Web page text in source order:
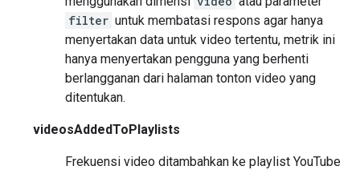
filter untuk membatasi respons agar hanya
menyertakan data untuk video tertentu, metrik ini
hanya menyertakan pengguna yang berhenti
berlangganan dari halaman tonton video yang
ditentukan.
videosAddedToPlaylists
Frekuensi video ditambahkan ke playlist YouTube